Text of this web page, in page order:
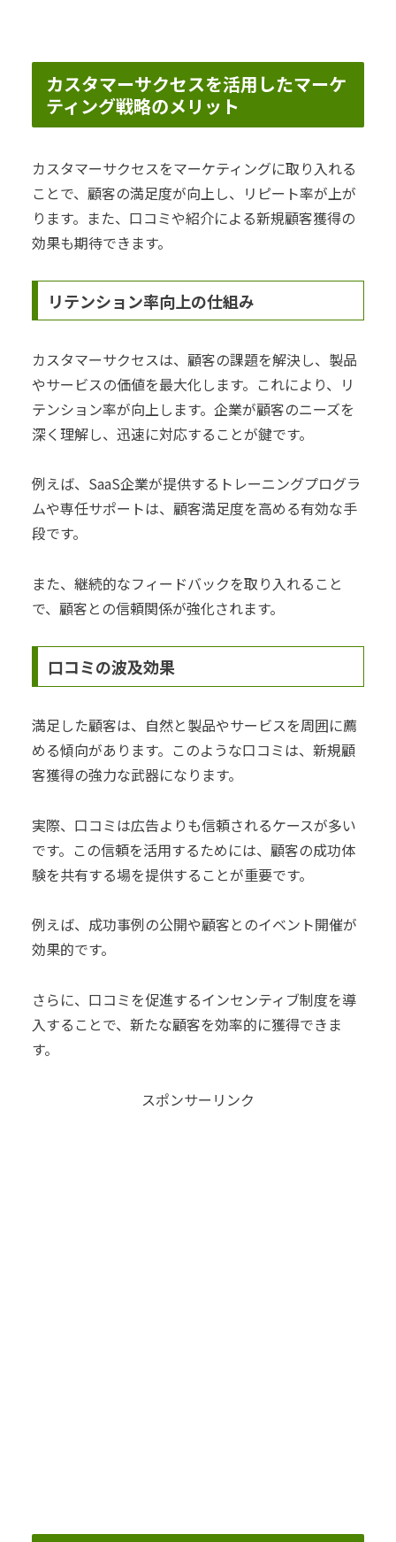
カスタマーサクセスを活用したマーケ
ティング戦略のメリット
カスタマーサクセスをマーケティングに取り入れる
ことで、顧客の満足度が向上し、リピート率が上が
ります。また、口コミや紹介による新規顧客獲得の
効果も期待できます。
リテンション率向上の仕組み
カスタマーサクセスは、顧客の課題を解決し、製品
やサービスの価値を最大化します。これにより、リ
テンション率が向上します。企業が顧客のニーズを
深く理解し、迅速に対応することが鍵です。
例えば、SaaS企業が提供するトレーニングプログラ
ムや専任サポートは、顧客満足度を高める有効な手
段です。
また、継続的なフィードバックを取り入れること
で、顧客との信頼関係が強化されます。
口コミの波及効果
満足した顧客は、自然と製品やサービスを周囲に薦
める傾向があります。このような口コミは、新規顧
客獲得の強力な武器になります。
実際、口コミは広告よりも信頼されるケースが多い
です。この信頼を活用するためには、顧客の成功体
験を共有する場を提供することが重要です。
例えば、成功事例の公開や顧客とのイベント開催が
効果的です。
さらに、口コミを促進するインセンティブ制度を導
入することで、新たな顧客を効率的に獲得できま
す。
スポンサーリンク